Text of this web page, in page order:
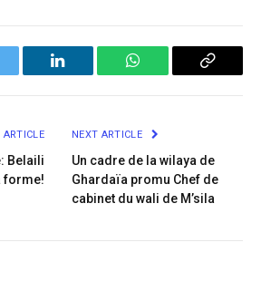
LinkedIn WhatsApp Copy
ARTICLE
Belaili
forme!
NEXT ARTICLE
Un cadre de la wilaya de
Ghardaïa promu Chef de
cabinet du wali de M’sila